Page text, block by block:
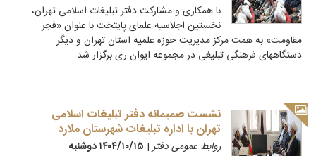
با همکاری و مشارکت دفتر تبلیغات اسلامی تهران،
نخستین اجلاسیه علمای پایتخت با عنوان «فجر
مقاومت» به همت مرکز مدیریت حوزه علمیه استان تهران و دیگر
دستگاههای فرهنگی تبلیغی در مجموعه ایوان ری برگزار شد.
نشست صمیمانه دفتر تبلیغات اسلامی
تهران با اداره تبلیغات شهرستان ملارد
روابط عمومی دفتر| ۱۴۰۴/۱۰/۱۵ دوشنبه